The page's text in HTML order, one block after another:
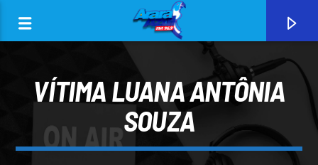
VÍTIMA LUANA ANTÔNIA
SOUZA